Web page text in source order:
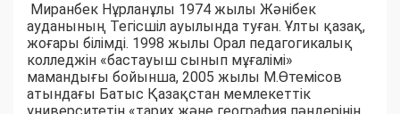
Миранбек Нұрланұлы 1974 жылы Жәнібек
ауданының Тегісшіл ауылында туған. Ұлты қазақ,
жоғары білімді. 1998 жылы Орал педагогикалық
колледжін «бастауыш сынып мұғалімі»
мамандығы бойынша, 2005 жылы М.Өтемісов
атындағы Батыс Қазақстан мемлекеттік